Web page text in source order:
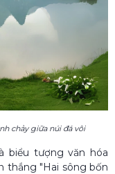
chảy giữa núi đá vôi
biểu tượng văn hóa
thắng "Hai sông bốn